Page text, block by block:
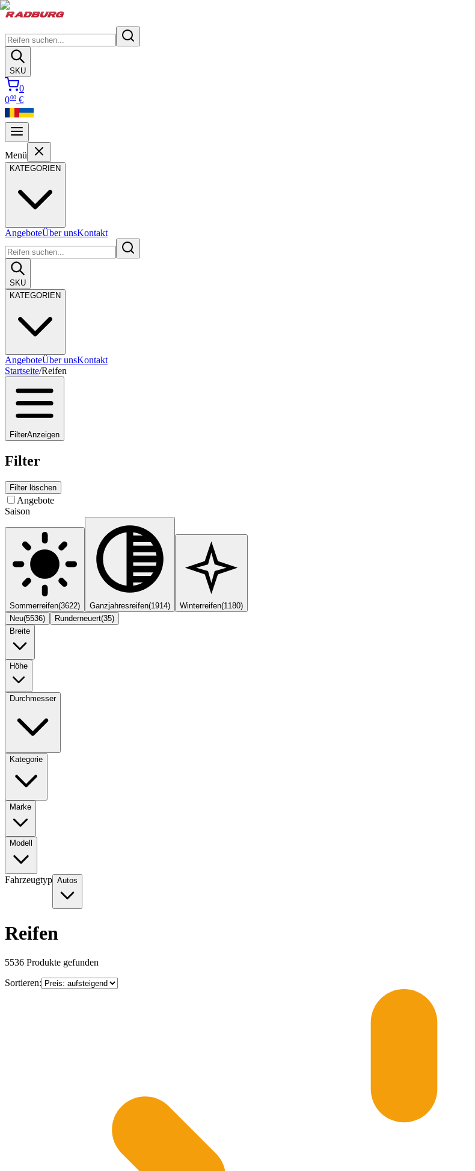
SKU
0
000 €
Menü
KATEGORIEN
AngeboteÜber unsKontakt
SKU
KATEGORIEN
AngeboteÜber unsKontakt
Startseite/Reifen
FilterAnzeigen
Filter
Filter löschen
Angebote
Saison
Sommerreifen(3622) Ganzjahresreifen(1914) Winterreifen(1180)
Neu(5536) Runderneuert(35)
Breite
Höhe
Durchmesser
Kategorie
Marke
Modell
Fahrzeugtyp Autos
Reifen
5536 Produkte gefunden
Sortieren: